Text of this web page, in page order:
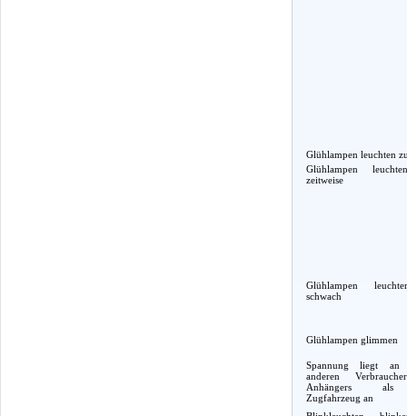
Glühlampen leuchten
Glühlampen
zeitweise
Glühlampen
schwach
Glühlampen glimmen
Spannung liegt an
anderen
Anhängers
Zugfahrzeug an